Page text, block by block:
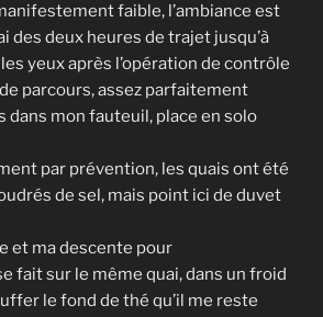
faible, l’ambiance est
des deux heures de trajet jusqu’à
yeux après l’opération de contrôle
parcours, assez parfaitement
dans mon fauteuil, place en solo
par prévention, les quais ont été
de sel, mais point ici de duvet
et ma descente pour
fait sur le même quai, dans un froid
le fond de thé qu’il me reste